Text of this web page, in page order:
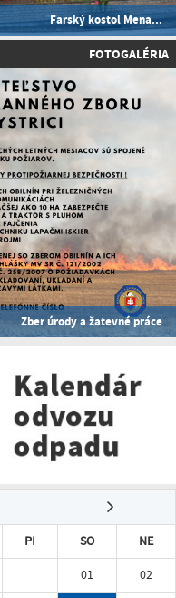
Farský kostol Mena...
FOTOGALÉRIA
Zber úrody a žatevné práce
PI SO
NE
01
02